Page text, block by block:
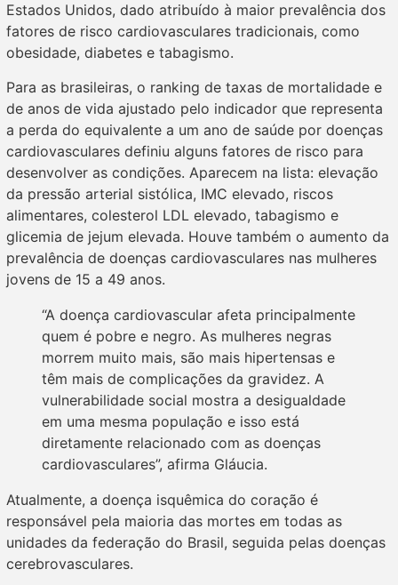
Estados Unidos, dado atribuído à maior prevalência dos
fatores de risco cardiovasculares tradicionais, como
obesidade, diabetes e tabagismo.
Para as brasileiras, o ranking de taxas de mortalidade e
de anos de vida ajustado pelo indicador que representa
a perda do equivalente a um ano de saúde por doenças
cardiovasculares definiu alguns fatores de risco para
desenvolver as condições. Aparecem na lista: elevação
da pressão arterial sistólica, IMC elevado, riscos
alimentares, colesterol LDL elevado, tabagismo e
glicemia de jejum elevada. Houve também o aumento da
prevalência de doenças cardiovasculares nas mulheres
jovens de 15 a 49 anos.
“A doença cardiovascular afeta principalmente
quem é pobre e negro. As mulheres negras
morrem muito mais, são mais hipertensas e
têm mais de complicações da gravidez. A
vulnerabilidade social mostra a desigualdade
em uma mesma população e isso está
diretamente relacionado com as doenças
cardiovasculares”, afirma Gláucia.
Atualmente, a doença isquêmica do coração é
responsável pela maioria das mortes em todas as
unidades da federação do Brasil, seguida pelas doenças
cerebrovasculares.